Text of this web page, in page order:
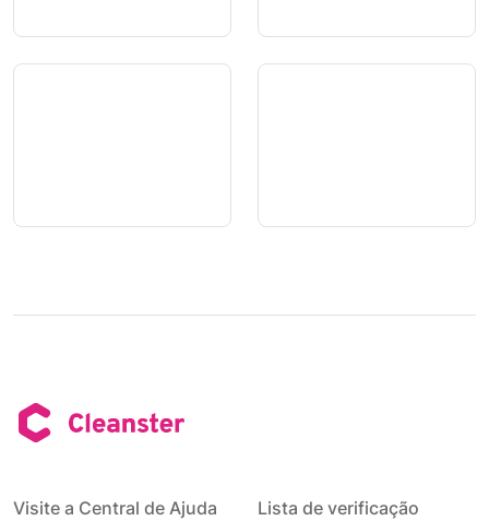
Visite a Central de Ajuda
Lista de verificação